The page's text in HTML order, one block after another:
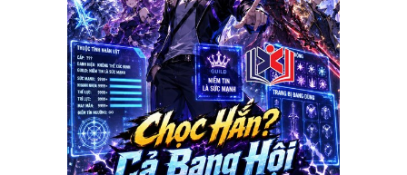
Truyện Convert
Truyện Dịch